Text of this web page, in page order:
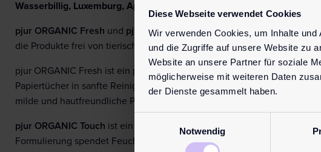
Diese Webseite verwendet Cookies
Wir verwenden Cookies, um Inhalte
und die Zugriffe auf unsere Website zu
Website an unsere Partner für soziale
möglicherweise mit weiteren Daten
der Dienste gesammelt haben.
Notwendig
Wasserbillig, Luxemburg, April 2026.
pjur ORGANIC Fresh und pjur ORGANIC Touchwurden offiziell mit dem
die Produkte frei von tierischen Inhaltsstoffen sind und ohne
pjur ORGANIC Fresh ist ein parfumfreier Erfrischungsschaum für den
Papiertücher in sanfte Reinigungstücher für den äußeren Intimbereich
milde und hautfreundliche Pflege, die gleichzeitig erfrischt, schützt und
pjur ORGANIC Touch ist ein wasserbasiertes Intimgleitgel mit 98%
Formulierung spendet Feuchtigkeit, unterstützt die Hautpflege und